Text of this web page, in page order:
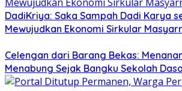
DadiKriya: Saka Sampah Dadi Karya
Mewujudkan Ekonomi Sirkular
Celengan dari Barang Bekas:
Menabung Sejak Bangku Sekolah